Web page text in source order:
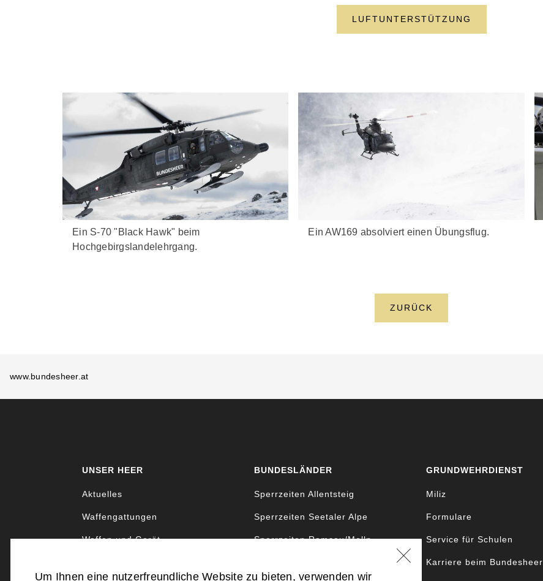
LUFTUNTERSTÜTZUNG
Ein S-70 "Black Hawk" beim
Hochgebirgslandelehrgang.
Ein AW169 absolviert einen Übungsflug.
ZURÜCK
www.bundesheer.at
UNSER HEER
Aktuelles
Waffengattungen
Waffen und Gerät
BUNDESLÄNDER
Sperrzeiten Allentsteig
Sperrzeiten Seetaler Alpe
Sperrzeiten Ramsau/Molln
GRUNDWEHRDIENST
Miliz
Formulare
Service für Schulen
Karriere beim Bundesheer
Um Ihnen eine nutzerfreundliche Website zu bieten, verwenden wir